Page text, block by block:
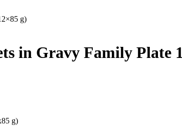
in Gravy Family Plate
g)